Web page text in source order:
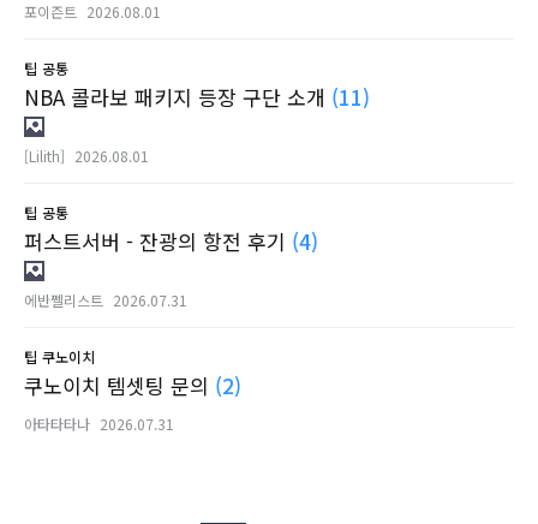
포이즌트 2026.08.01
팁 공통
NBA 콜라보 패키지 등장 구단 소개 (11)
[Lilith] 2026.08.01
팁 공통
퍼스트서버 - 잔광의 항전 후기 (4)
에반쩰리스트 2026.07.31
팁 쿠노이치
쿠노이치 템셋팅 문의 (2)
아타타타나 2026.07.31